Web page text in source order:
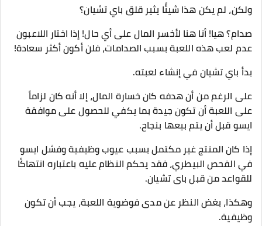
ولكن، لم يكن هذا شيئًا يثير قلق باي تشيان؟
صدام؟ هيا! أنا هنا لأخسر المال على أي حال! إذا اختار اللاعبون
عدم لعب هذه اللعبة بسبب الصدامات، فلن أكون أكثر سعادة!
بدأ باي تشيان في إنشاء لعبته.
على الرغم من أن هدفه كان خسارة المال، إلا أنه كان لزاماً
على اللعبة أن تكون جيدة بما يكفي للحصول على موافقة
ایسو قبل أن يتم بيعها بنجاح.
إذا كان المنتج غير مكتمل بسبب عيوب وظيفية وفشل ایسو
في الفحص البيطري، فقد يحكم النظام عليه باعتباره انتهاكًا
للقواعد من قبل بای تشیان.
وهكذا، بغض النظر عن مدى فوضوية اللعبة، يجب أن تكون
وظيفية.